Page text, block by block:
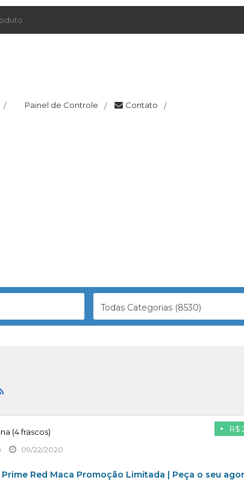
/ Painel de Controle / Contato /
Todas Categorias (8530)
R$
(4 frascos)
09/22/2020
Red Maca Promoção Limitada | Peça o seu